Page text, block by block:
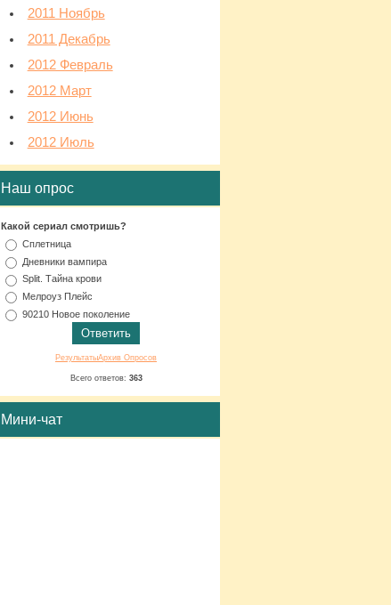
2011 Ноябрь
2011 Декабрь
2012 Февраль
2012 Март
2012 Июнь
2012 Июль
Наш опрос
Какой сериал смотришь?
Сплетница
Дневники вампира
Split. Тайна крови
Мелроуз Плейс
90210 Новое поколение
РезультатыАрхив Опросов
Всего ответов: 363
Мини-чат